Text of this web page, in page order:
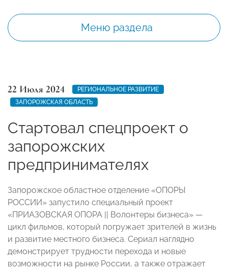
Меню раздела
22 Июля 2024
РЕГИОНАЛЬНОЕ РАЗВИТИЕ
ЗАПОРОЖСКАЯ ОБЛАСТЬ
Стартовал спецпроект о
запорожских
предпринимателях
Запорожское областное отделение «ОПОРЫ
РОССИИ» запустило специальный проект
«ПРИАЗОВСКАЯ ОПОРА || Волонтеры бизнеса» —
цикл фильмов, который погружает зрителей в жизнь
и развитие местного бизнеса. Сериал наглядно
демонстрирует трудности перехода и новые
возможности на рынке России, а также отражает